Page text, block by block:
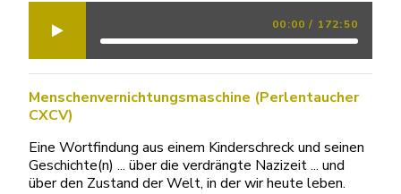
00:00 / 172:50
Menschenvernichtungsmaschine (Perlentaucher
CXCV)
Eine Wortfindung aus einem Kinderschreck und seinen
Geschichte(n) ... über die verdrängte Nazizeit ... und
über den Zustand der Welt, in der wir heute leben.